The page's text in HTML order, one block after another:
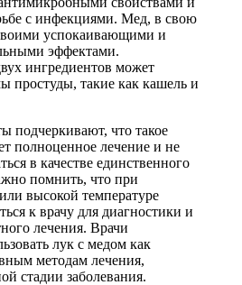
с инфекциями. Мед, в свою
успокаивающими и
эффектами.
ингредиентов может
простуды, такие как кашель и
подчеркивают, что такое
полноценное лечение и не
в качестве единственного
помнить, что при
высокой температуре
к врачу для диагностики и
лечения. Врачи
лук с медом как
методам лечения,
стадии заболевания.